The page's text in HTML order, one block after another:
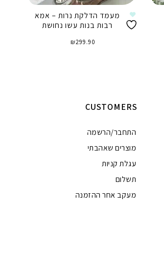
מעמד הדלקת נרות – אמא
רבות בנות עשו נחושת
₪299.90
CUSTOMERS
התחבר/הרשמה
מוצרים שאהבתי
עגלת קניות
תשלום
מעקב אחר ההזמנה